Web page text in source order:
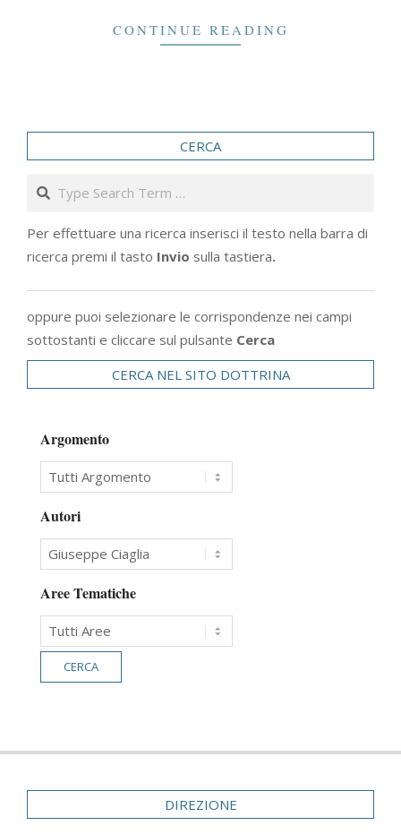
CONTINUE READING
CERCA
Search
Per effettuare una ricerca inserisci il testo nella barra di
ricerca premi il tasto Invio sulla tastiera.
oppure puoi selezionare le corrispondenze nei campi
sottostanti e cliccare sul pulsante Cerca
CERCA NEL SITO DOTTRINA
Argomento
Autori
Aree Tematiche
DIREZIONE